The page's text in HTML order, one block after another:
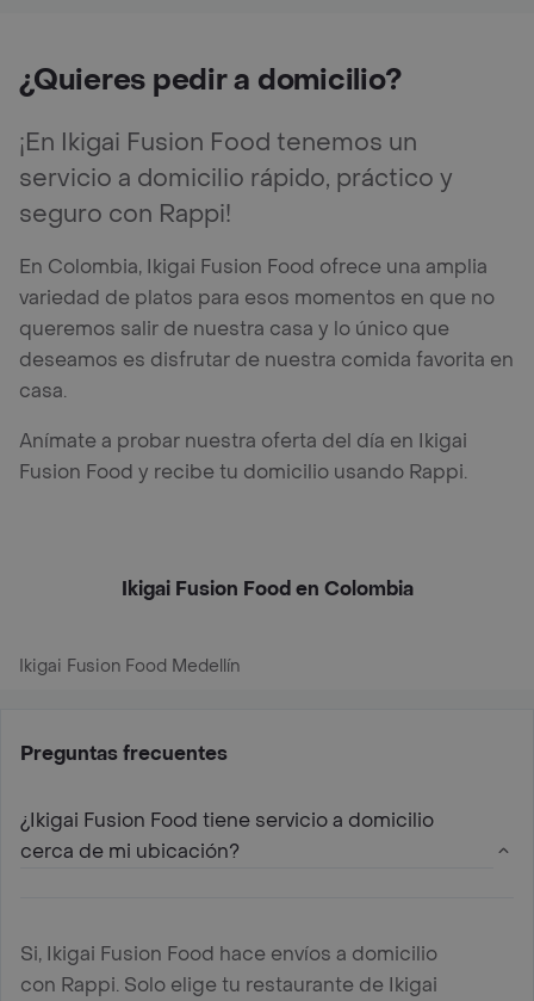
¿Quieres pedir a domicilio?
¡En Ikigai Fusion Food tenemos un
servicio a domicilio rápido, práctico y
seguro con Rappi!
En Colombia, Ikigai Fusion Food ofrece una amplia
variedad de platos para esos momentos en que no
queremos salir de nuestra casa y lo único que
deseamos es disfrutar de nuestra comida favorita en
casa.
Anímate a probar nuestra oferta del día en Ikigai
Fusion Food y recibe tu domicilio usando Rappi.
Ikigai Fusion Food en Colombia
Ikigai Fusion Food Medellín
Preguntas frecuentes
¿Ikigai Fusion Food tiene servicio a domicilio
cerca de mi ubicación?
Si, Ikigai Fusion Food hace envíos a domicilio
con Rappi. Solo elige tu restaurante de Ikigai